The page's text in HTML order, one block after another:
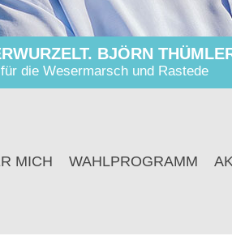
BJÖRN
die Wesermarsch und Rastede
MICH WAHLPROGRAMM